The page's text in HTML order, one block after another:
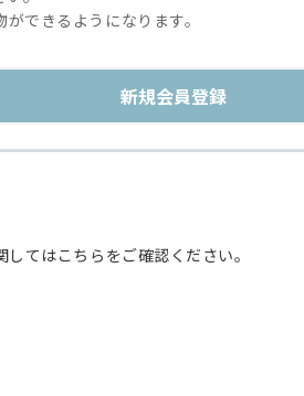
できるようになります。
てはこちらをご確認ください。